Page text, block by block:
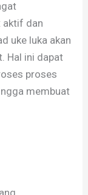
aktif dan
uke luka akan
Hal ini dapat
proses
membuat